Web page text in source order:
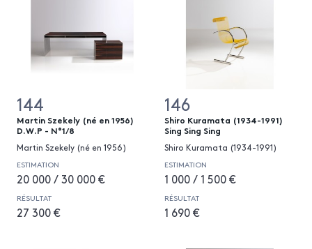
144
Martin Szekely (né en 1956)
D.W.P - N°1/8
Martin Szekely (né en 1956)
ESTIMATION
20 000 / 30 000 €
RÉSULTAT
27 300 €
146
Shiro Kuramata (1934-1991)
Sing Sing Sing
Shiro Kuramata (1934-1991)
ESTIMATION
1 000 / 1 500 €
RÉSULTAT
1 690 €